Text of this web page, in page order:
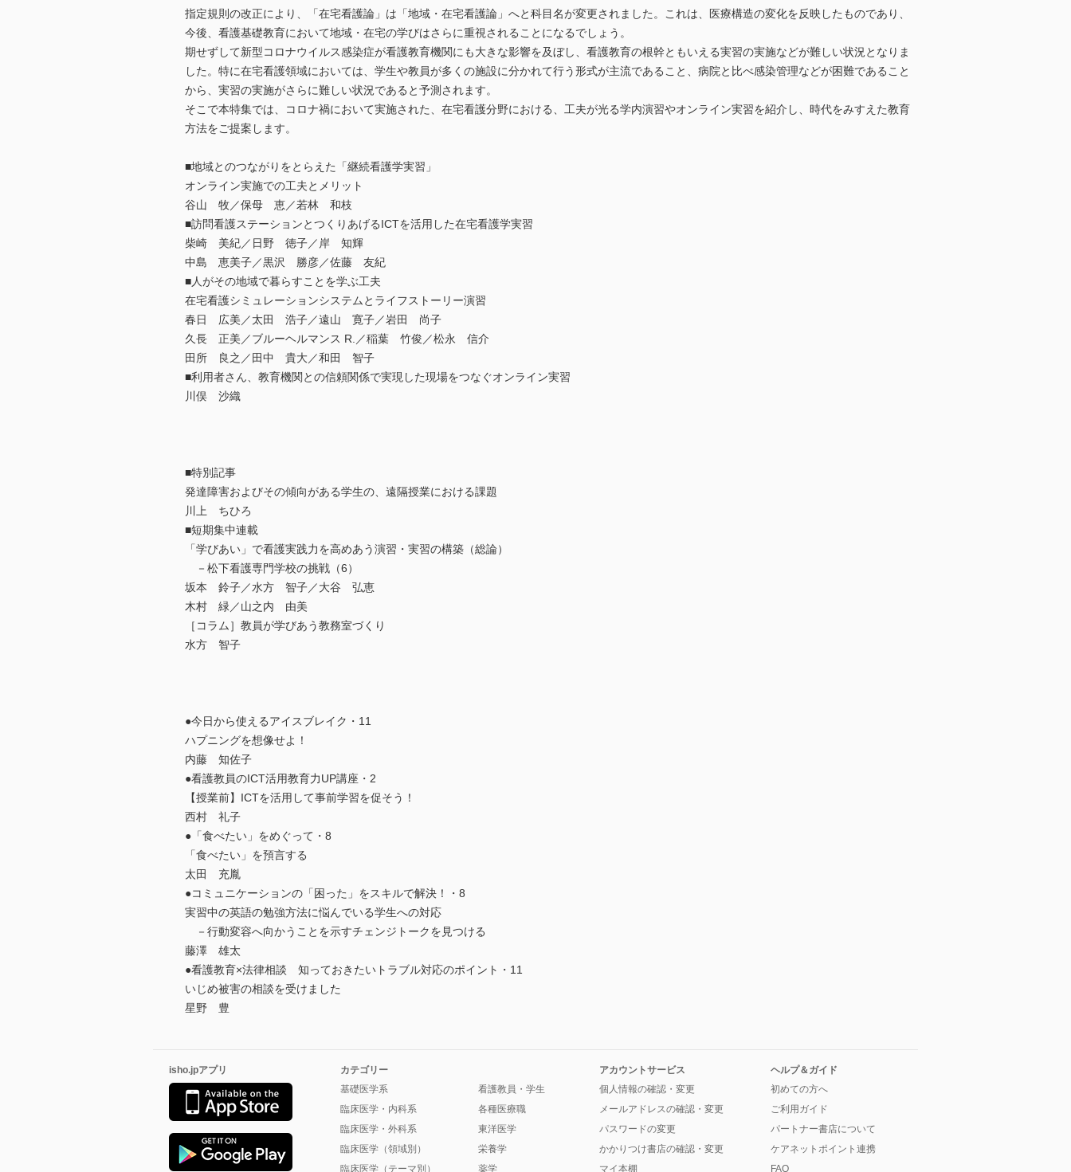
指定規則の改正により、「在宅看護論」は「地域・在宅看護論」へと科目名が変更されました。これは、医療構造の変化を反映したものであり、
今後、看護基礎教育において地域・在宅の学びはさらに重視されることになるでしょう。
期せずして新型コロナウイルス感染症が看護教育機関にも大きな影響を及ぼし、看護教育の根幹ともいえる実習の実施などが難しい状況となりま
した。特に在宅看護領域においては、学生や教員が多くの施設に分かれて行う形式が主流であること、病院と比べ感染管理などが困難であること
から、実習の実施がさらに難しい状況であると予測されます。
そこで本特集では、コロナ禍において実施された、在宅看護分野における、工夫が光る学内演習やオンライン実習を紹介し、時代をみすえた教育
方法をご提案します。
■地域とのつながりをとらえた「継続看護学実習」
オンライン実施での工夫とメリット
谷山 牧／保母 恵／若林 和枝
■訪問看護ステーションとつくりあげるICTを活用した在宅看護学実習
柴崎 美紀／日野 徳子／岸 知輝
中島 恵美子／黒沢 勝彦／佐藤 友紀
■人がその地域で暮らすことを学ぶ工夫
在宅看護シミュレーションシステムとライフストーリー演習
春日 広美／太田 浩子／遠山 寛子／岩田 尚子
久長 正美／ブルーヘルマンス R.／稲葉 竹俊／松永 信介
田所 良之／田中 貴大／和田 智子
■利用者さん、教育機関との信頼関係で実現した現場をつなぐオンライン実習
川俣 沙織
■特別記事
発達障害およびその傾向がある学生の、遠隔授業における課題
川上 ちひろ
■短期集中連載
「学びあい」で看護実践力を高めあう演習・実習の構築（総論）
－松下看護専門学校の挑戦（6）
坂本 鈴子／水方 智子／大谷 弘恵
木村 緑／山之内 由美
［コラム］教員が学びあう教務室づくり
水方 智子
●今日から使えるアイスブレイク・11
ハプニングを想像せよ！
内藤 知佐子
●看護教員のICT活用教育力UP講座・2
【授業前】ICTを活用して事前学習を促そう！
西村 礼子
●「食べたい」をめぐって・8
「食べたい」を預言する
太田 充胤
●コミュニケーションの「困った」をスキルで解決！・8
実習中の英語の勉強方法に悩んでいる学生への対応
－行動変容へ向かうことを示すチェンジトークを見つける
藤澤 雄太
●看護教育×法律相談 知っておきたいトラブル対応のポイント・11
いじめ被害の相談を受けました
星野 豊
isho.jpアプリ
カテゴリー
基礎医学系
臨床医学・内科系
臨床医学・外科系
臨床医学（領域別）
臨床医学（テーマ別）
看護教員・学生
各種医療職
東洋医学
栄養学
薬学
アカウントサービス
個人情報の確認・変更
メールアドレスの確認・変更
パスワードの変更
かかりつけ書店の確認・変更
マイ本棚
ヘルプ＆ガイド
初めての方へ
ご利用ガイド
パートナー書店について
ケアネットポイント連携
FAQ